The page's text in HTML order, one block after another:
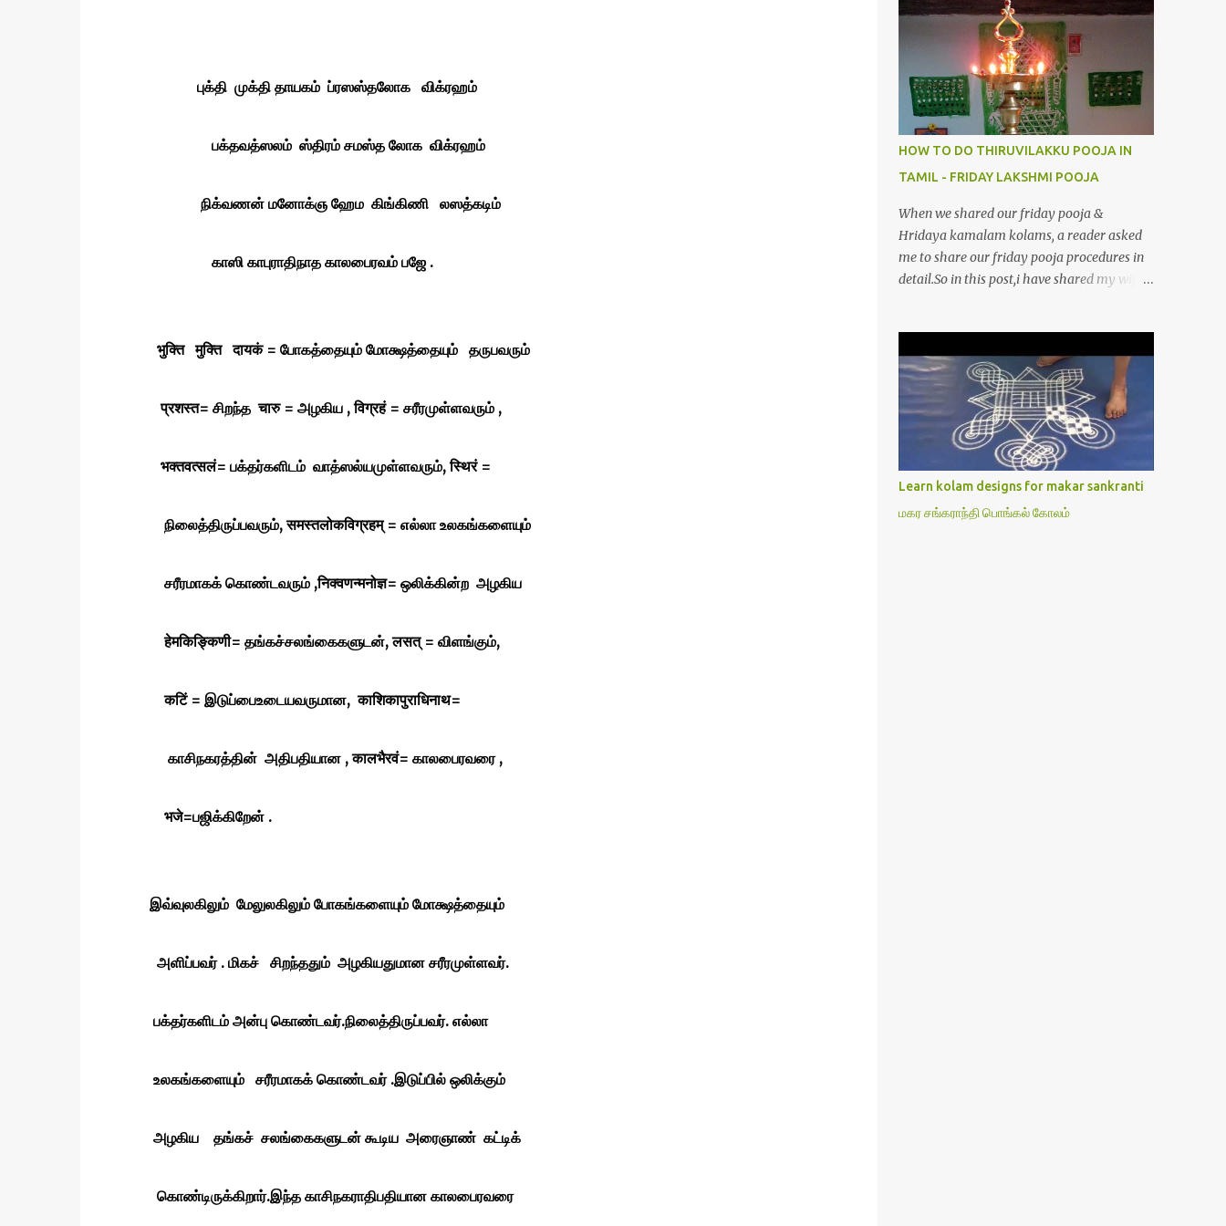
புக்தி முக்தி தாயகம் ப்ரஸஸ்தலோக விக்ரஹம்
பக்தவத்ஸலம் ஸ்திரம் சமஸ்த லோக விக்ரஹம்
நிக்வணன் மனோக்ஞ ஹேம கிங்கிணி லஸத்கடிம்
காஸி காபுராதிநாத காலபைரவம் பஜே .
भुक्ति मुक्ति दायकं = போகத்தையும் மோக்ஷத்தையும் தருபவரும்
प्रशस्त= சிறந்த चारु = அழகிய , विग्रहं = சரீரமுள்ளவரும் ,
भक्तवत्सलं= பக்தர்களிடம் வாத்ஸல்யமுள்ளவரும்,स्थिरं =
நிலைத்திருப்பவரும்,समस्तलोकविग्रहम्= எல்லா உலகங்களையும்
சரீரமாகக் கொண்டவரும் ,निक्वणन्मनोज्ञ= ஒலிக்கின்ற அழகிய
हेमकिङ्किणी= தங்கச்சலங்கைகளுடன், लसत् = விளங்கும்,
कटिं = இடுப்பைஉடையவருமான,काशिकापुराधिनाथ=
காசிநகரத்தின் அதிபதியான ,कालभैरवं= காலபைரவரை ,
भजे=பஜிக்கிறேன் .
இவ்வுலகிலும் மேலுலகிலும் போகங்களையும் மோக்ஷத்தையும்
அளிப்பவர் . மிகச் சிறந்ததும் அழகியதுமான சரீரமுள்ளவர்.
பக்தர்களிடம் அன்பு கொண்டவர்.நிலைத்திருப்பவர். எல்லா
உலகங்களையும் சரீரமாகக் கொண்டவர் .இடுப்பில் ஒலிக்கும்
அழகிய தங்கச் சலங்கைகளுடன் கூடிய அரைஞாண் கட்டிக்
கொண்டிருக்கிறார்.இந்த காசிநகராதிபதியான காலபைரவரை
4.மூவுலகும் நிறைந்திருந்தாய் போற்றி 5.வரம்பில்
இன்பமாய் வளர்ந்திருந்தாய் போற்றி
6.இயற்கையாய் அறிவொளி ஆனாய் போற்றி
7.ஈரேழுலகம் ஈன்றாய் போற்றி 8.பிறர்வயமாகா
பெரியோய் போற்றி 9.பேரின்பப் பெருக்காய்
பொலிந்தாய் போற்றி 10.பேரருட்கடலாம் பேரரு...
HOW TO DO THIRUVILAKKU POOJA IN
TAMIL - FRIDAY LAKSHMI POOJA
When we shared our friday pooja &
Hridaya kamalam kolams, a reader asked
me to share our friday pooja procedures in
detail.So in this post,i have shared my wife’s
procedure for more than 40 years in our
house each Friday.Now my daughter-in-law
is also performing the same.In this post,i
have written how to make Lakshmi poojai
with Thiruvilakku poojai
kolam,Hridayakamalam kolam and
thiruvilakku pooja stotram/slokas along
with 108 potri in tamil. i.e Archanai slokam
Learn kolam designs for makar sankranti
மகர சங்கராந்தி பொங்கல் கோலம்